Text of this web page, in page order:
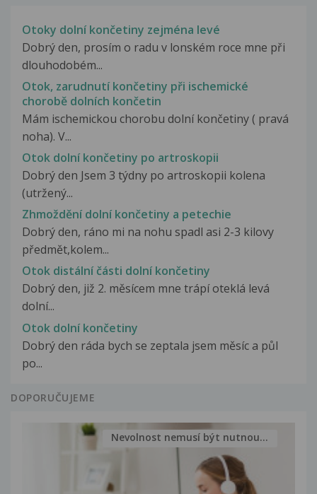
Otoky dolní končetiny zejména levé
Dobrý den, prosím o radu v lonském roce mne při
dlouhodobém...
Otok, zarudnutí končetiny při ischemické
chorobě dolních končetin
Mám ischemickou chorobu dolní končetiny ( pravá
noha). V...
Otok dolní končetiny po artroskopii
Dobrý den Jsem 3 týdny po artroskopii kolena
(utržený...
Zhmoždění dolní končetiny a petechie
Dobrý den, ráno mi na nohu spadl asi 2-3 kilovy
předmět,kolem...
Otok distální části dolní končetiny
Dobrý den, již 2. měsícem mne trápí oteklá levá
dolní...
Otok dolní končetiny
Dobrý den ráda bych se zeptala jsem měsíc a půl
po...
DOPORUČUJEME
Nevolnost nemusí být nutnou...